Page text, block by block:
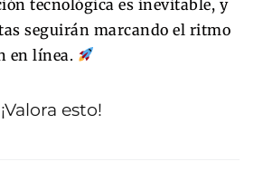
tecnológica es inevitable, y
seguirán marcando el ritmo
en línea.
¡Valora esto!